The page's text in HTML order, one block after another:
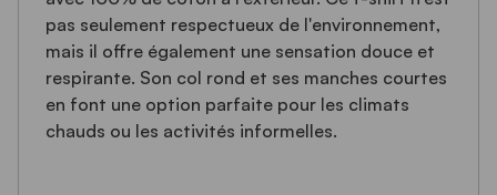
pas seulement respectueux de l'environnement,
mais il offre également une sensation douce et
respirante. Son col rond et ses manches courtes
en font une option parfaite pour les climats
chauds ou les activités informelles.